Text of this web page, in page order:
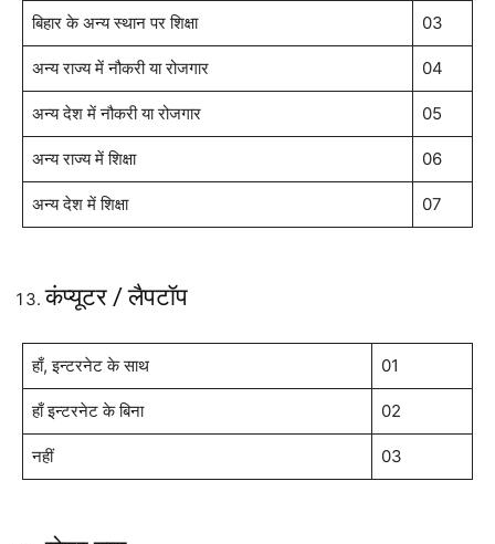
बिहार के अन्य स्थान पर शिक्षा 03
अन्य राज्य में नौकरी या रोजगार 04
अन्य देश में नौकरी या रोजगार 05
अन्य राज्य में शिक्षा 06
अन्य देश में शिक्षा 07
कंप्यूटर / लैपटॉप
हाँ, इन्टरनेट के साथ 01
हाँ इन्टरनेट के बिना 02
नहीं 03